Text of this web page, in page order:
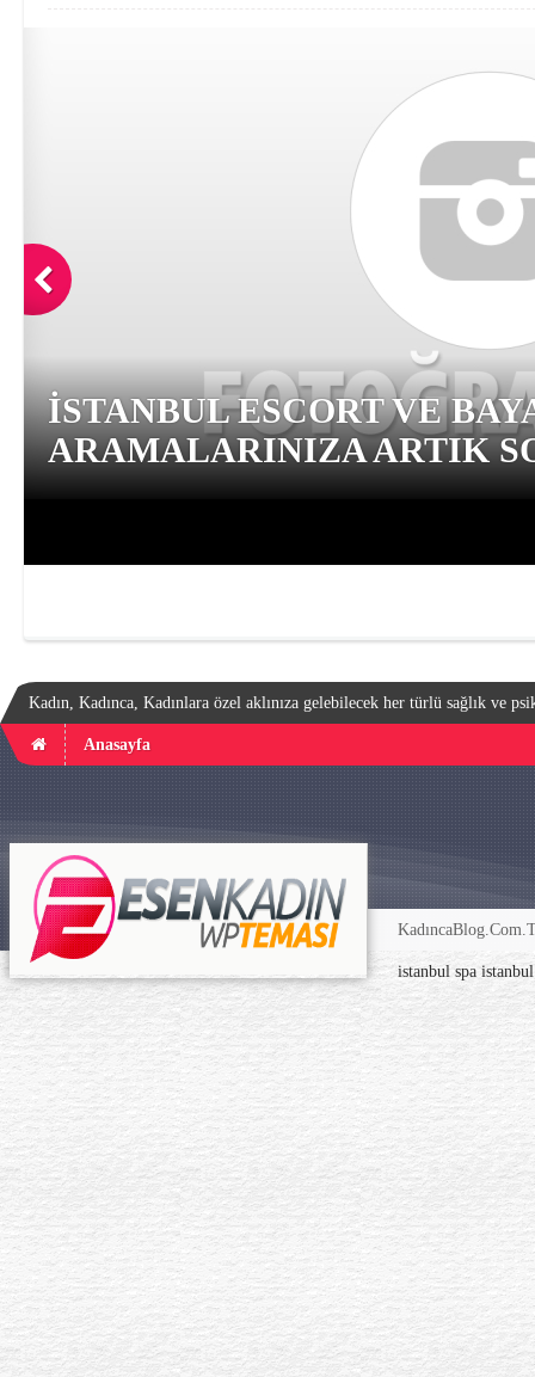
İSTANBUL ESCORT VE
ARAMALARINIZA ARTIK
Kadın, Kadınca, Kadınlara özel aklınıza gelebilecek her türlü sağlık ve
Anasayfa
istanbul spa